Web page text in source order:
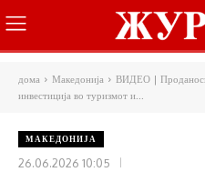
дома Македонија
ВИДЕО |
инвестиција во туризмот и...
МАКЕДОНИЈА
26.06.2026 10:05